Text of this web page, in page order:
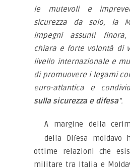
le mutevoli e
sicurezza da solo, la
impegni assunti
chiara e forte volontà di
livello internazionale e
di promuovere i legami
euro-atlantica e
sulla sicurezza e difesa”.
A margine della
della Difesa moldavo
ottime relazioni che
militare tra Italia e